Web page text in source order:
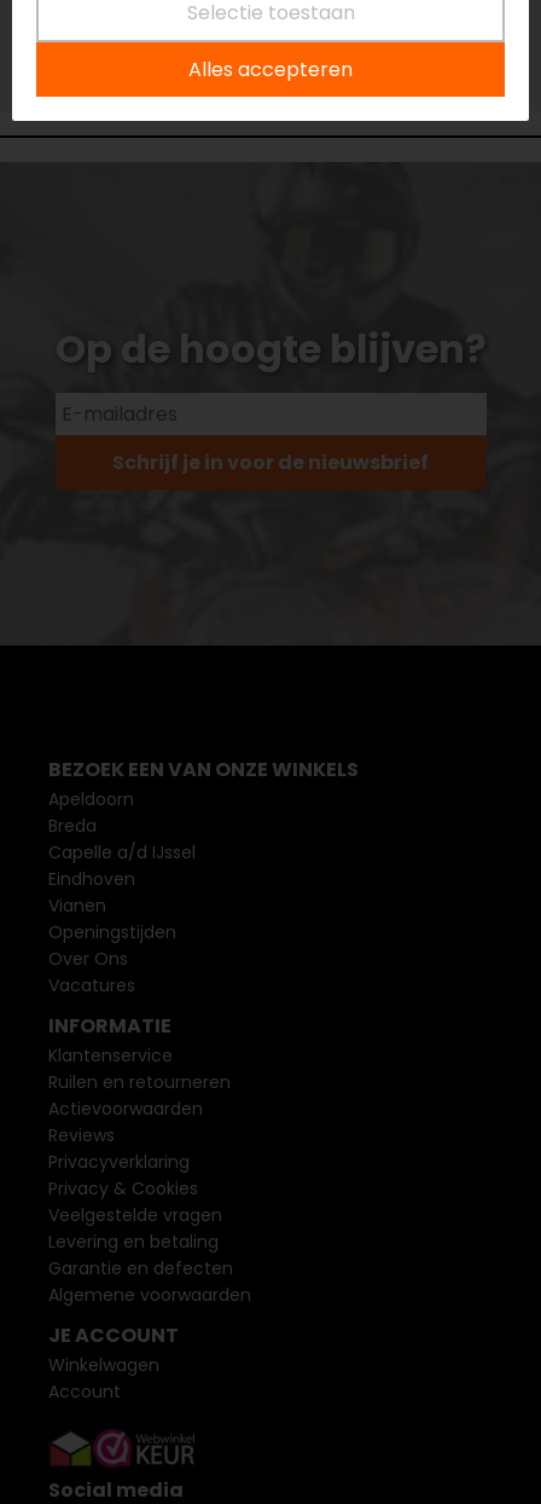
Vestiging Vianen
Op de hoogte blijven?
Schrijf je in voor de nieuwsbrief
Selectie toestaan
Alles accepteren
BEZOEK EEN VAN ONZE WINKELS
Apeldoorn
Breda
Capelle a/d IJssel
Eindhoven
Vianen
Openingstijden
Over Ons
Vacatures
INFORMATIE
Klantenservice
Ruilen en retourneren
Actievoorwaarden
Reviews
Privacyverklaring
Privacy & Cookies
Veelgestelde vragen
Levering en betaling
Garantie en defecten
Algemene voorwaarden
JE ACCOUNT
Winkelwagen
Account
Social media